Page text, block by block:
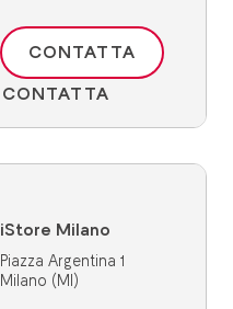
CONTATTA
CONTATTA
iStore Milano
Piazza Argentina 1
Milano (MI)